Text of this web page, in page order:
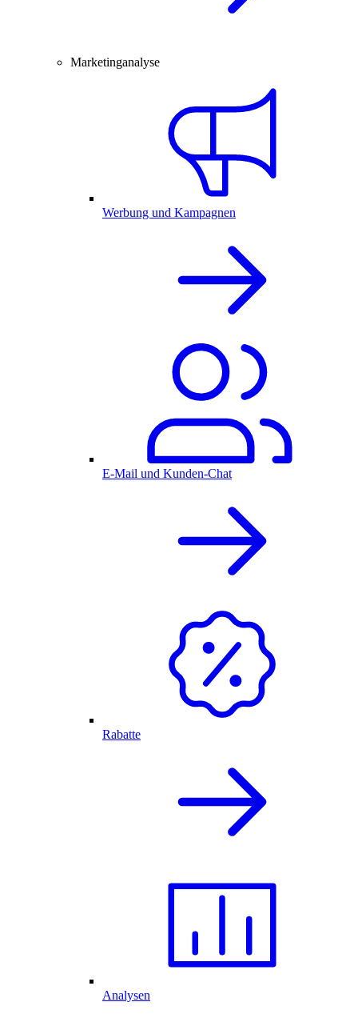
Marketinganalyse
Werbung und Kampagnen
E-Mail und Kunden-Chat
Rabatte
Analysen